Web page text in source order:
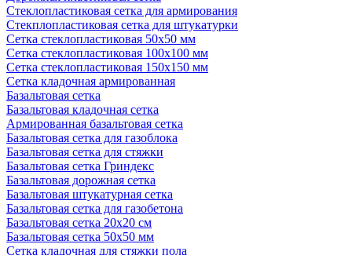
Стеклопластиковая сетка для армирования
Стекплопластиковая сетка для штукатурки
Сетка стеклопластиковая 50x50 мм
Сетка стеклопластиковая 100x100 мм
Сетка стеклопластиковая 150x150 мм
Сетка кладочная армированная
Базальтовая сетка
Базальтовая кладочная сетка
Армированная базальтовая сетка
Базальтовая сетка для газоблока
Базальтовая сетка для стяжки
Базальтовая сетка Гриндекс
Базальтовая дорожная сетка
Базальтовая штукатурная сетка
Базальтовая сетка для газобетона
Базальтовая сетка 20x20 см
Базальтовая сетка 50x50 мм
Сетка кладочная для стяжки пола